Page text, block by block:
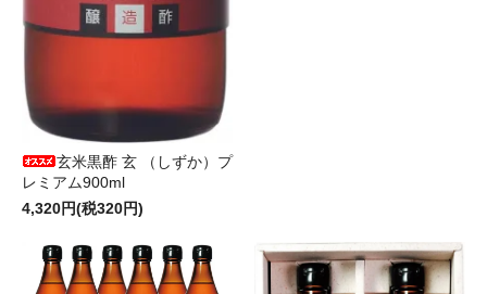
玄米黒酢 玄 （しずか）プ
レミアム900ml
4,320円(税320円)